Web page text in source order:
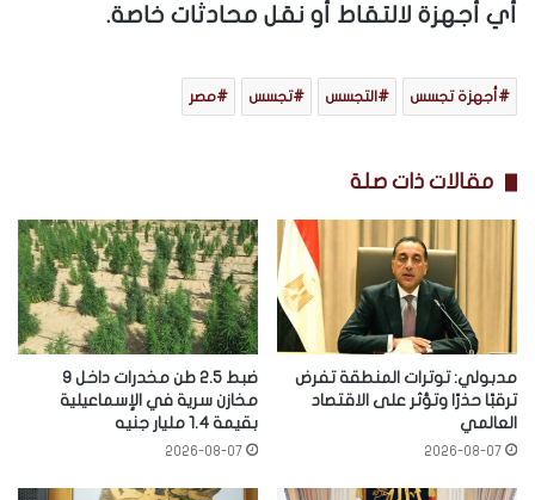
أي أجهزة لالتقاط أو نقل محادثات خاصة.
أجهزة تجسس التجسس تجسس مصر
مقالات ذات صلة
مدبولي: توترات المنطقة تفرض
ترقبًا حذرًا وتؤثر على الاقتصاد
العالمي
2026-08-07
ضبط 2.5 طن مخدرات داخل 9
مخازن سرية في الإسماعيلية
بقيمة 1.4 مليار جنيه
2026-08-07